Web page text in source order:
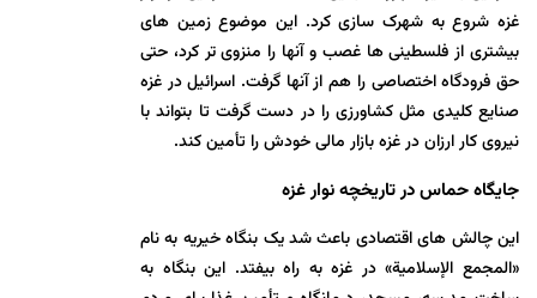
غزه شروع به شهرک سازی کرد. این موضوع زمین های
بیشتری از فلسطینی ها غصب و آنها را منزوی تر کرد، حتی
حق فرودگاه اختصاصی را هم از آنها گرفت. اسرائیل در غزه
صنایع کلیدی مثل کشاورزی را در دست گرفت تا بتواند با
نیروی کار ارزان در غزه بازار مالی خودش را تأمین کند.
جایگاه حماس در تاریخچه نوار غزه
این چالش های اقتصادی باعث شد یک بنگاه خیریه به نام
«المجمع الإسلامیة» در غزه به راه بیفتد. این بنگاه به